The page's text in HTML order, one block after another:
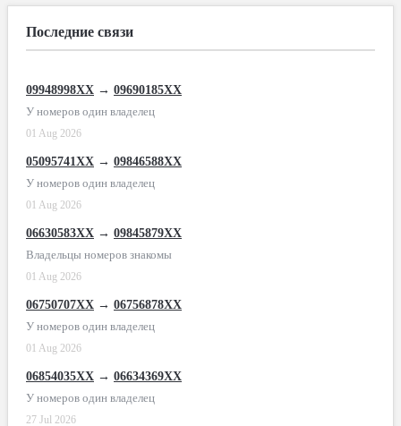
Последние связи
09948998XX → 09690185XX
У номеров один владелец
01 Aug 2026
05095741XX → 09846588XX
У номеров один владелец
01 Aug 2026
06630583XX → 09845879XX
Владельцы номеров знакомы
01 Aug 2026
06750707XX → 06756878XX
У номеров один владелец
01 Aug 2026
06854035XX → 06634369XX
У номеров один владелец
27 Jul 2026